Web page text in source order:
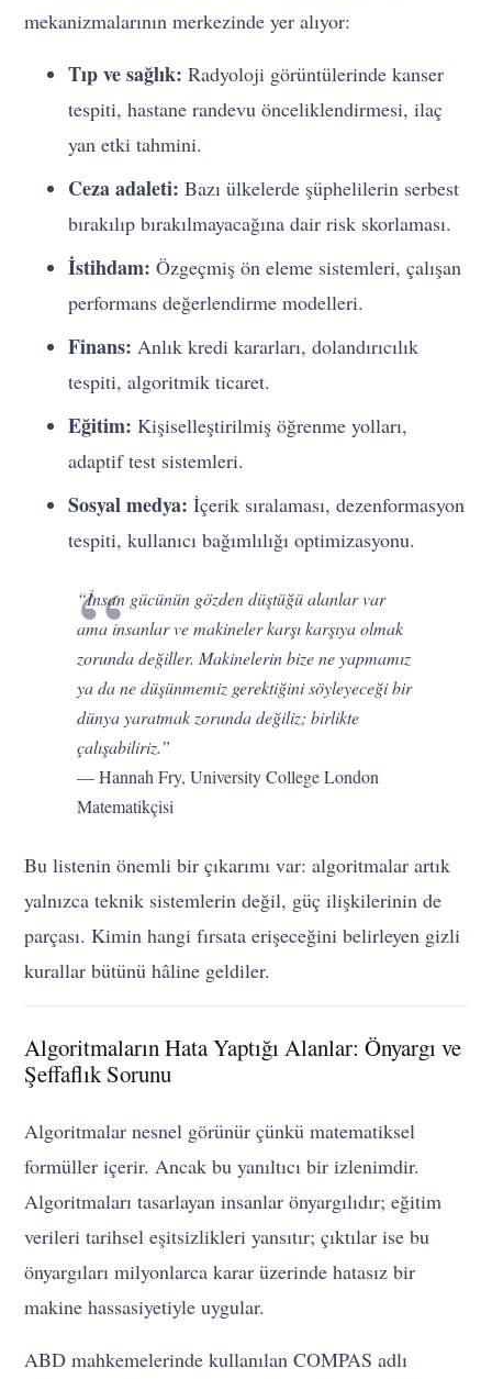
mekanizmalarının merkezinde yer alıyor:
Tıp ve sağlık: Radyoloji görüntülerinde kanser
tespiti, hastane randevu önceliklendirmesi, ilaç
yan etki tahmini.
Ceza adaleti: Bazı ülkelerde şüphelilerin serbest
bırakılıp bırakılmayacağına dair risk skorlaması.
İstihdam: Özgeçmiş ön eleme sistemleri, çalışan
performans değerlendirme modelleri.
Finans: Anlık kredi kararları, dolandırıcılık
tespiti, algoritmik ticaret.
Eğitim: Kişiselleştirilmiş öğrenme yolları,
adaptif test sistemleri.
Sosyal medya: İçerik sıralaması, dezenformasyon
tespiti, kullanıcı bağımlılığı optimizasyonu.
“İnsan gücünün gözden düştüğü alanlar var
ama insanlar ve makineler karşı karşıya olmak
zorunda değiller. Makinelerin bize ne yapmamız
ya da ne düşünmemiz gerektiğini söyleyeceği bir
dünya yaratmak zorunda değiliz; birlikte
çalışabiliriz.”
— Hannah Fry, University College London
Matematikçisi
Bu listenin önemli bir çıkarımı var: algoritmalar artık
yalnızca teknik sistemlerin değil, güç ilişkilerinin de
parçası. Kimin hangi fırsata erişeceğini belirleyen gizli
kurallar bütünü hâline geldiler.
Algoritmaların Hata Yaptığı Alanlar: Önyargı ve
Şeffaflık Sorunu
Algoritmalar nesnel görünür çünkü matematiksel
formüller içerir. Ancak bu yanıltıcı bir izlenimdir.
Algoritmaları tasarlayan insanlar önyargılıdır; eğitim
verileri tarihsel eşitsizlikleri yansıtır; çıktılar ise bu
önyargıları milyonlarca karar üzerinde hatasız bir
makine hassasiyetiyle uygular.
ABD mahkemelerinde kullanılan COMPAS adlı